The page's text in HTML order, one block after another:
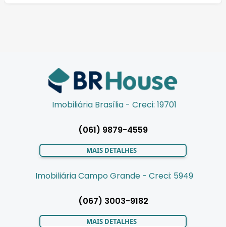
Imobiliária Brasília - Creci: 19701
(061) 9879-4559
MAIS DETALHES
Imobiliária Campo Grande - Creci: 5949
(067) 3003-9182
MAIS DETALHES